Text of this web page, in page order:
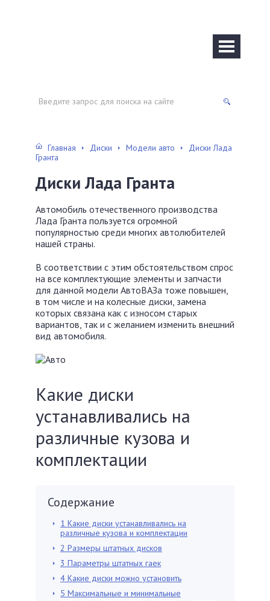
Главная Диски Модели авто
Диски Лада
Гранта
Диски Лада Гранта
Автомобиль отечественного производства
Лада Гранта пользуется огромной
популярностью среди многих автолюбителей
нашей страны.
В соответствии с этим обстоятельством спрос
на все комплектующие элементы и запчасти
для данной модели АвтоВАЗа тоже повышен,
в том числе и на колесные диски, замена
которых связана как с износом старых
вариантов, так и с желанием изменить внешний
вид автомобиля.
Какие диски
устанавливались на
различные кузова и
комплектации
Содержание
1 Какие диски устанавливались на
различные кузова и комплектации
2 Размеры штатных дисков
3 Параметры штатных гаек
4 Какие диски можно установить
5 Максимальные и минимальные